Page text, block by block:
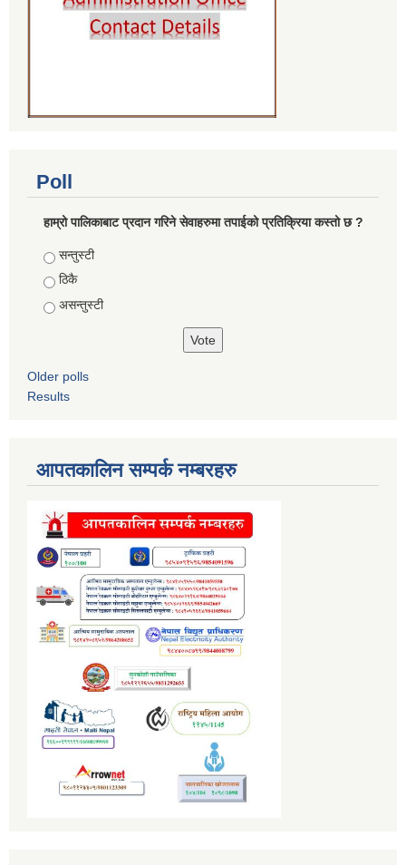
Poll
हाम्रो पालिकाबाट प्रदान गरिने सेवाहरुमा तपाईको प्रतिक्रिया कस्तो छ ?
Choices
सन्तुस्टी
ठिकै
असन्तुस्टी
Older polls
Results
आपतकालिन सम्पर्क नम्बरहरु